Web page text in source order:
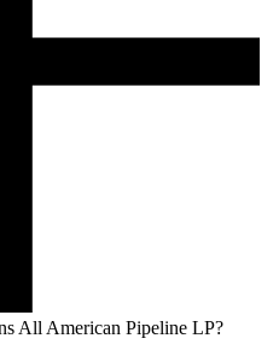
All American Pipeline LP?